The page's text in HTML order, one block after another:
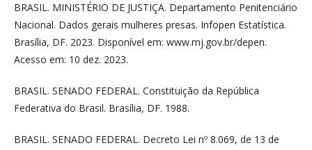
BRASIL. MINISTÉRIO DE JUSTIÇA. Departamento Penitenciário
Nacional. Dados gerais mulheres presas. Infopen Estatística.
Brasília, DF. 2023. Disponível em: www.mj.gov.br/depen.
Acesso em: 10 dez. 2023.
BRASIL. SENADO FEDERAL. Constituição da República
Federativa do Brasil. Brasília, DF. 1988.
BRASIL. SENADO FEDERAL. Decreto Lei nº 8.069, de 13 de